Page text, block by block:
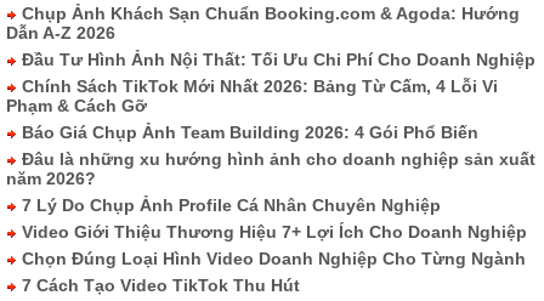
Chụp Ảnh Khách Sạn Chuẩn Booking.com & Agoda: Hướng
Dẫn A-Z 2026
Đầu Tư Hình Ảnh Nội Thất: Tối Ưu Chi Phí Cho Doanh Nghiệp
Chính Sách TikTok Mới Nhất 2026: Bảng Từ Cấm, 4 Lỗi Vi
Phạm & Cách Gỡ
Báo Giá Chụp Ảnh Team Building 2026: 4 Gói Phổ Biến
Đâu là những xu hướng hình ảnh cho doanh nghiệp sản xuất
năm 2026?
7 Lý Do Chụp Ảnh Profile Cá Nhân Chuyên Nghiệp
Video Giới Thiệu Thương Hiệu 7+ Lợi Ích Cho Doanh Nghiệp
Chọn Đúng Loại Hình Video Doanh Nghiệp Cho Từng Ngành
7 Cách Tạo Video TikTok Thu Hút